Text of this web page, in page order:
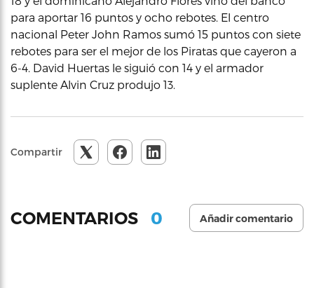
para aportar 16 puntos y ocho rebotes. El centro
nacional Peter John Ramos sumó 15 puntos con siete
rebotes para ser el mejor de los Piratas que cayeron a
6-4. David Huertas le siguió con 14 y el armador
suplente Alvin Cruz produjo 13.
Compartir
COMENTARIOS 0 Añadir comentario